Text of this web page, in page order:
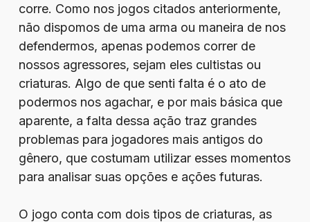
corre. Como nos jogos citados anteriormente,
não dispomos de uma arma ou maneira de nos
defendermos, apenas podemos correr de
nossos agressores, sejam eles cultistas ou
criaturas. Algo de que senti falta é o ato de
podermos nos agachar, e por mais básica que
aparente, a falta dessa ação traz grandes
problemas para jogadores mais antigos do
gênero, que costumam utilizar esses momentos
para analisar suas opções e ações futuras.
O jogo conta com dois tipos de criaturas, as